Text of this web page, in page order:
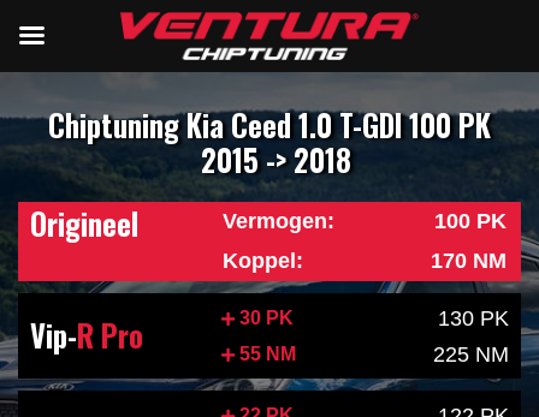
Chiptuning Kia Ceed 1.0 T-GDI 100 PK
2015 -> 2018
Origineel
Vermogen:
100 PK
Koppel:
170 NM
Vip-R Pro 30 PK 130 PK
55 NM 225 NM